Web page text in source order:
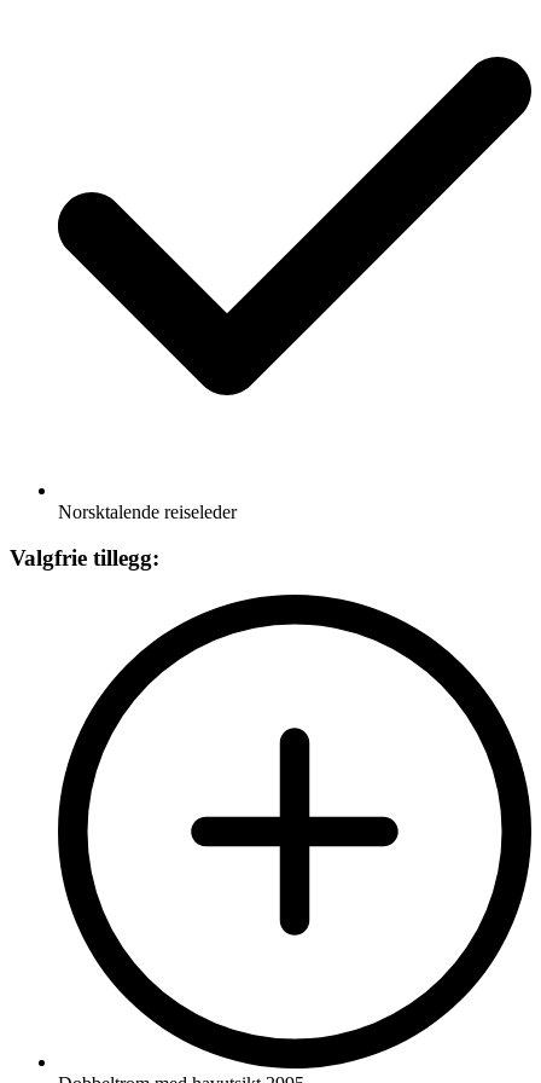
Norsktalende reiseleder
Valgfrie tillegg: